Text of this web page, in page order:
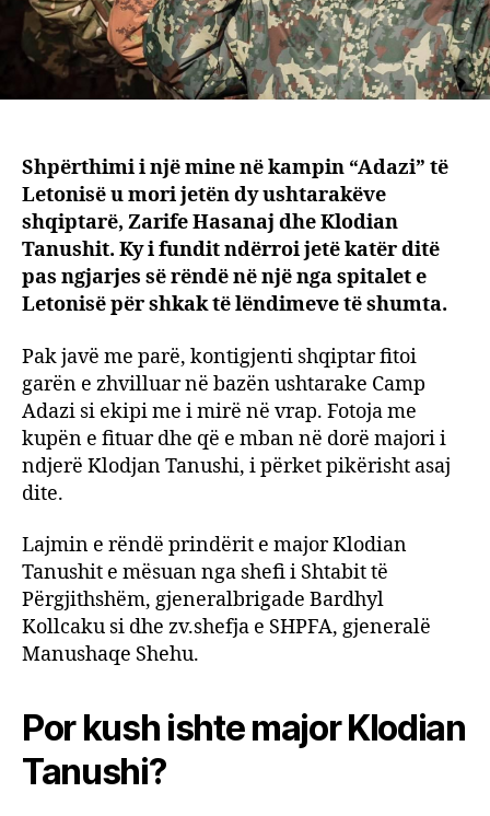
Shpërthimi i një mine në kampin “Adazi” të
Letonisë u mori jetën dy ushtarakëve
shqiptarë, Zarife Hasanaj dhe Klodian
Tanushit. Ky i fundit ndërroi jetë katër ditë
pas ngjarjes së rëndë në një nga spitalet e
Letonisë për shkak të lëndimeve të shumta.
Pak javë me parë, kontigjenti shqiptar fitoi
garën e zhvilluar në bazën ushtarake Camp
Adazi si ekipi me i mirë në vrap. Fotoja me
kupën e fituar dhe që e mban në dorë majori i
ndjerë Klodjan Tanushi, i përket pikërisht asaj
dite.
Lajmin e rëndë prindërit e major Klodian
Tanushit e mësuan nga shefi i Shtabit të
Përgjithshëm, gjeneralbrigade Bardhyl
Kollcaku si dhe zv.shefja e SHPFA, gjeneralë
Manushaqe Shehu.
Por kush ishte major Klodian
Tanushi?